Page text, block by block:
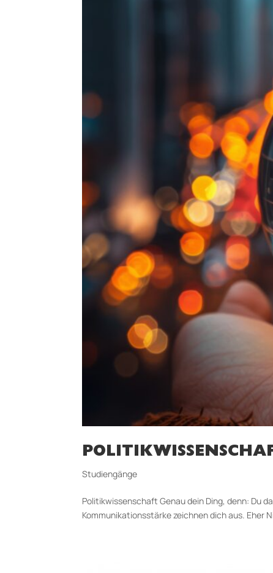
Studiengänge
Politikwissenschaft Genau dein Ding, denn: Du
Kommunikationsstärke zeichnen dich aus. Eher